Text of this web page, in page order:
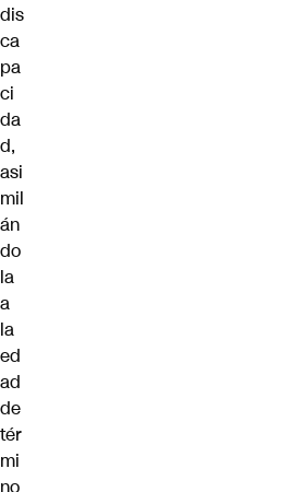
dis
ca
pa
ci
da
d,
asi
mil
án
do
la
a
la
ed
ad
de
tér
mi
no